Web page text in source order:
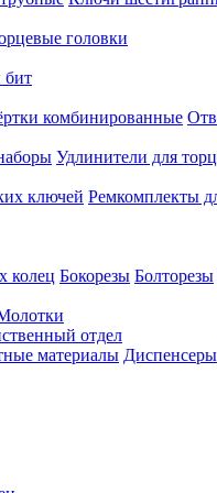
головки
бит
комбинированные
Удлинители для
ключей Ремкомплекты
колец Бокорезы Болторезы
отдел
материалы Диспенсеры